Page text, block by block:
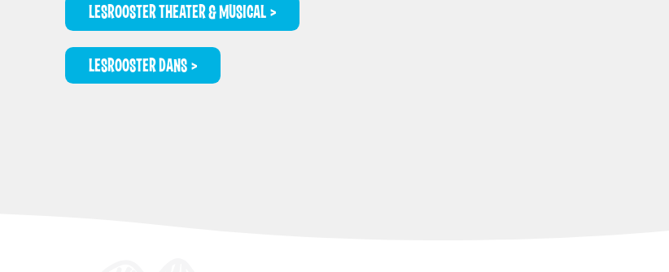
LESROOSTER THEATER & MUSICAL
LESROOSTER DANS